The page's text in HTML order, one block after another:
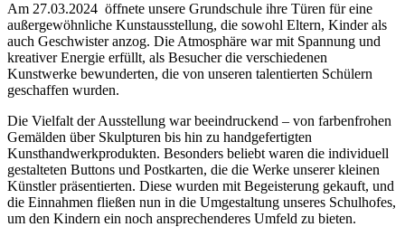
Am 27.03.2024 öffnete unsere Grundschule ihre Türen für eine
außergewöhnliche Kunstausstellung, die sowohl Eltern, Kinder als
auch Geschwister anzog. Die Atmosphäre war mit Spannung und
kreativer Energie erfüllt, als Besucher die verschiedenen
Kunstwerke bewunderten, die von unseren talentierten Schülern
geschaffen wurden.
Die Vielfalt der Ausstellung war beeindruckend – von farbenfrohen
Gemälden über Skulpturen bis hin zu handgefertigten
Kunsthandwerkprodukten. Besonders beliebt waren die individuell
gestalteten Buttons und Postkarten, die die Werke unserer kleinen
Künstler präsentierten. Diese wurden mit Begeisterung gekauft, und
die Einnahmen fließen nun in die Umgestaltung unseres Schulhofes,
um den Kindern ein noch ansprechenderes Umfeld zu bieten.